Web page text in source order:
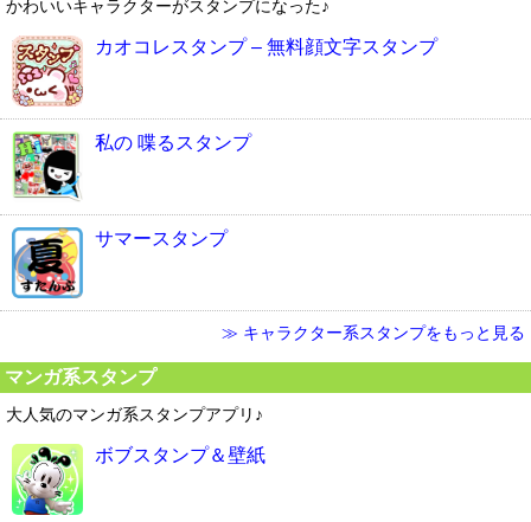
かわいいキャラクターがスタンプになった♪
カオコレスタンプ – 無料顔文字スタンプ
私の 喋るスタンプ
サマースタンプ
≫ キャラクター系スタンプをもっと見る
マンガ系スタンプ
大人気のマンガ系スタンプアプリ♪
ボブスタンプ＆壁紙